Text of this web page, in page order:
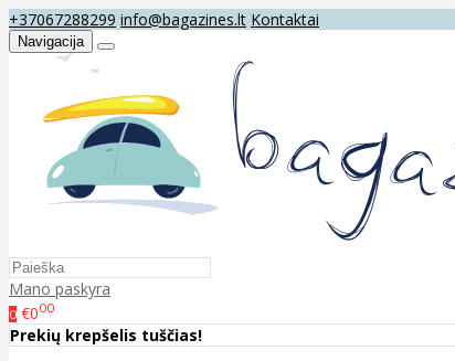
+37067288299 info@bagazines.lt Kontaktai
Navigacija
Mano paskyra
0 €000
Prekių krepšelis tuščias!